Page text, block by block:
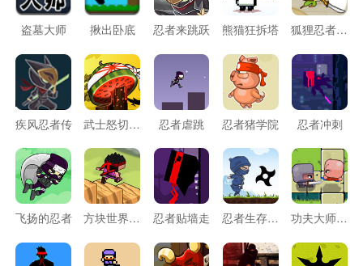
盗墓大师 揪出卧底 忍者来跳跃 熊猫狂拆塔 狐狸忍者冲城堡
疾风忍者传 武士怒切水果 忍者虐跳 忍者猪学院 忍者冲刺
飞扬的忍者 方块世界的忍者 忍者贴墙走 忍者生存大战 功夫大师打忍者